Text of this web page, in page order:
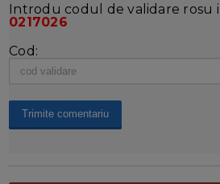
Introdu codul de validare rosu
0217026
Cod: